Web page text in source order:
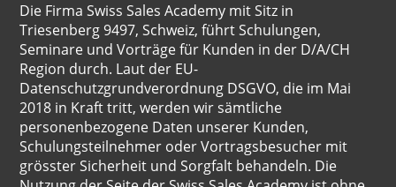
Die Firma Swiss Sales Academy mit Sitz in
Triesenberg 9497, Schweiz, führt Schulungen,
Seminare und Vorträge für Kunden in der D/A/CH
Region durch. Laut der EU-
Datenschutzgrundverordnung DSGVO, die im Mai
2018 in Kraft tritt, werden wir sämtliche
personenbezogene Daten unserer Kunden,
Schulungsteilnehmer oder Vortragsbesucher mit
grösster Sicherheit und Sorgfalt behandeln. Die